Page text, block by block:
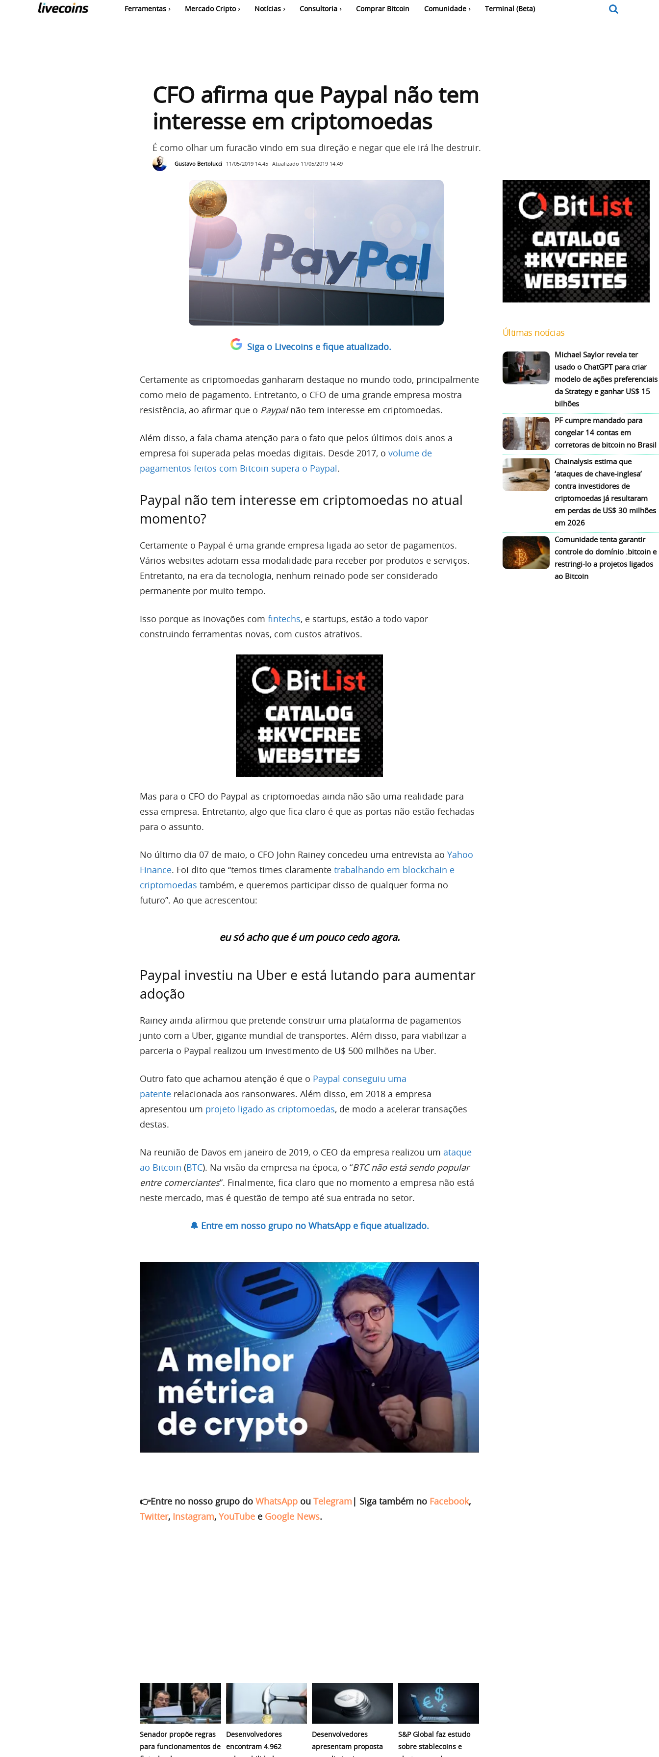
Ferramentas Mercado Cripto Notícias Consultoria Comprar Bitcoin Comunidade Terminal (Beta)
CFO afirma que Paypal não tem
interesse em criptomoedas
É como olhar um furacão vindo em sua direção e negar que ele irá lhe destruir.
Gustavo Bertolucci 11/05/2019 14:45 Atualizado 11/05/2019 14:49
Siga o Livecoins e fique atualizado.
Certamente as criptomoedas ganharam destaque no mundo todo, principalmente
como meio de pagamento. Entretanto, o CFO de uma grande empresa mostra
resistência, ao afirmar que o Paypalnão tem interesse em criptomoedas.
Além disso, a fala chama atenção para o fato que pelos últimos dois anos a
empresa foi superada pelas moedas digitais. Desde 2017, o volume de
pagamentos feitos com Bitcoin supera o Paypal.
Paypal não tem interesse em criptomoedas no atual
momento?
Certamente o Paypal é uma grande empresa ligada ao setor de pagamentos.
Vários websites adotam essa modalidade para receber por produtos e serviços.
Entretanto, na era da tecnologia, nenhum reinado pode ser considerado
permanente por muito tempo.
Isso porque as inovações com fintechs, e startups, estão a todo vapor
construindo ferramentas novas, com custos atrativos.
Mas para o CFO do Paypal as criptomoedas ainda não são uma realidade para
essa empresa. Entretanto, algo que fica claro é que as portas não estão fechadas
para o assunto.
No último dia 07 de maio, o CFO John Rainey concedeu uma entrevista ao Yahoo
Finance. Foi dito que “temos times claramente trabalhando em blockchain e
criptomoedas também, e queremos participar disso de qualquer forma no
futuro”. Ao que acrescentou:
eu só acho que é um pouco cedo agora.
Paypal investiu na Uber e está lutando para aumentar
adoção
Rainey ainda afirmou que pretende construir uma plataforma de pagamentos
junto com a Uber, gigante mundial de transportes. Além disso, para viabilizar a
parceria o Paypal realizou um investimento de U$ 500 milhões na Uber.
Outro fato que achamou atenção é que o Paypal conseguiu uma
patente relacionada aos ransonwares. Além disso, em 2018 a empresa
apresentou um projeto ligado as criptomoedas, de modo a acelerar transações
destas.
Na reunião de Davos em janeiro de 2019, o CEO da empresa realizou um ataque
ao Bitcoin (BTC). Na visão da empresa na época, o “BTC não está sendo popular
entre comerciantes”. Finalmente, fica claro que no momento a empresa não está
neste mercado, mas é questão de tempo até sua entrada no setor.
🔔 Entre em nosso grupo no WhatsApp e fique atualizado.
👉Entre no nosso grupo do WhatsApp ou Telegram | Siga também no Facebook,
Twitter, Instagram, YouTube e Google News.
Senador propõe regras
para funcionamentos de
Desenvolvedores
encontram 4.962
Desenvolvedores
apresentam proposta
S&P Global faz estudo
sobre stablecoins e
Últimas notícias
Michael Saylor revela ter
usado o ChatGPT para criar
modelo de ações preferenciais
da Strategy e ganhar US$ 15
bilhões
PF cumpre mandado para
congelar 14 contas em
corretoras de bitcoin no Brasil
Chainalysis estima que
‘ataques de chave-inglesa’
contra investidores de
criptomoedas já resultaram
em perdas de US$ 30 milhões
em 2026
Comunidade tenta garantir
controle do domínio .bitcoin e
restringi-lo a projetos ligados
ao Bitcoin